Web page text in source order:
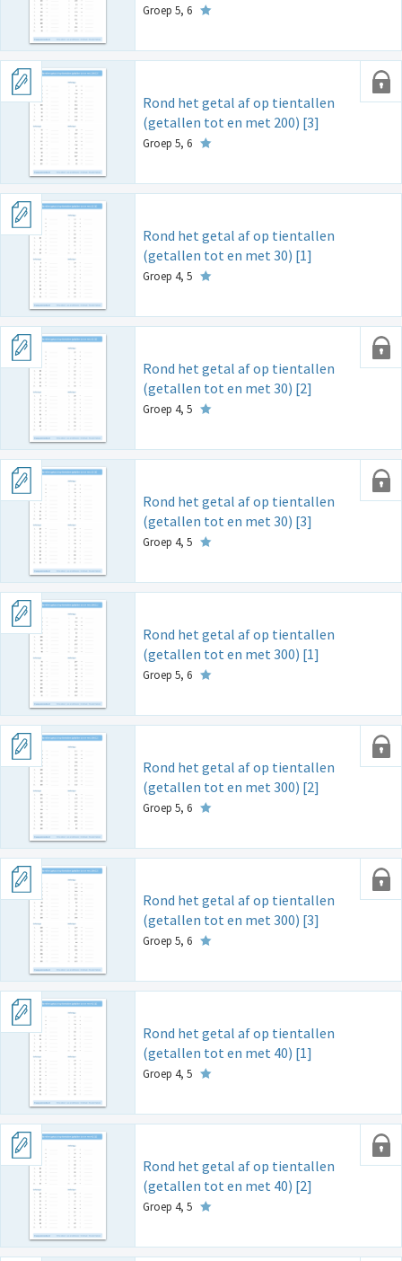
Groep 5, 6
Rond het getal af op tientallen
(getallen tot en met 200) [3]
Groep 5, 6
Rond het getal af op tientallen
(getallen tot en met 30) [1]
Groep 4, 5
Rond het getal af op tientallen
(getallen tot en met 30) [2]
Groep 4, 5
Rond het getal af op tientallen
(getallen tot en met 30) [3]
Groep 4, 5
Rond het getal af op tientallen
(getallen tot en met 300) [1]
Groep 5, 6
Rond het getal af op tientallen
(getallen tot en met 300) [2]
Groep 5, 6
Rond het getal af op tientallen
(getallen tot en met 300) [3]
Groep 5, 6
Rond het getal af op tientallen
(getallen tot en met 40) [1]
Groep 4, 5
Rond het getal af op tientallen
(getallen tot en met 40) [2]
Groep 4, 5